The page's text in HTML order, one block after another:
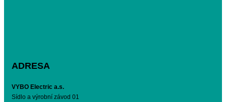
ADRESA
VYBO Electric a.s.
Sídlo a výrobní závod 01